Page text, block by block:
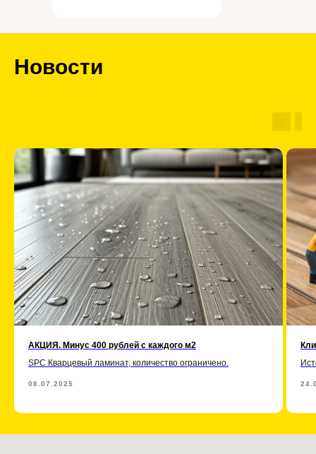
Новости
АКЦИЯ. Минус 400 рублей с каждого м2
SPC Кварцевый ламинат, количество ограничено.
08.07.2025